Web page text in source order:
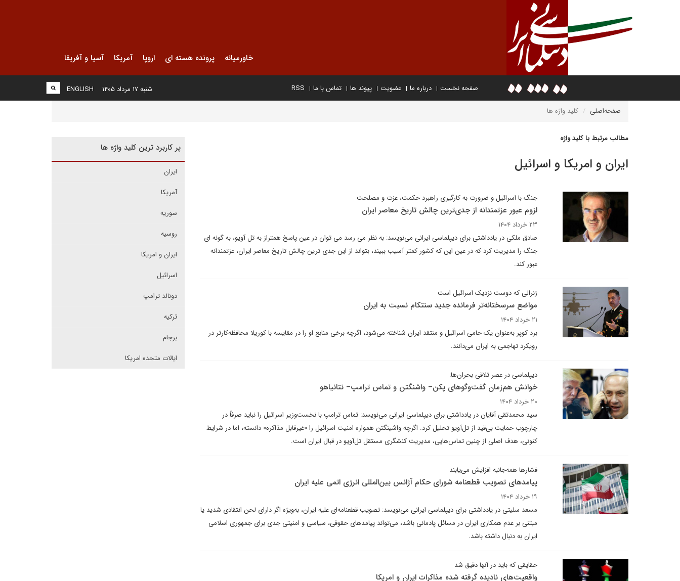
خاورمیانه پرونده هسته ای اروپا آمریکا آسیا و آفریقا
صفحه نخست درباره ما عضویت پیوند ها تماس با ما RSS
ENGLISH شنبه ۱۷ مرداد ۱۴۰۵
صفحه‌اصلی کلید واژه ها
مطالب مرتبط با کلید واژه
ایران و امریکا و اسرائیل
جنگ با اسرائیل و ضرورت به کارگیری راهبرد حکمت، عزت و مصلحت
لزوم عبور عزتمندانه از جدی‌ترین چالش تاریخ معاصر ایران
۲۳ خرداد ۱۴۰۴
صادق ملکی در یادداشتی برای دیپلماسی ایرانی می‌نویسد: به نظر می رسد می توان در عین پاسخ همتراز به تل آویو، به گونه ای
جنگ را مدیریت کرد که در عین این که کشور کمتر آسیب ببیند، بتواند از این جدی ترین چالش تاریخ معاصر ایران، عزتمندانه
عبور کند.
ژنرالی که دوست نزدیک اسرائیل است
مواضع سرسختانه‌تر فرمانده جدید سنتکام نسبت به ایران
۲۱ خرداد ۱۴۰۴
برد کوپر به‌عنوان یک حامی اسرائیل و منتقد ایران شناخته می‌شود، اگرچه برخی منابع او را در مقایسه با کوریلا محافظه‌کارتر در
رویکرد تهاجمی به ایران می‌دانند.
دیپلماسی در عصر تلاقی بحران‌ها:
خوانش هم‌زمان گفت‌وگوهای پکن– واشنگتن و تماس ترامپ– نتانیاهو
۲۰ خرداد ۱۴۰۴
سید محمدتقی آقایان در یادداشتی برای دیپلماسی ایرانی می‌نویسد: تماس ترامپ با نخست‌وزیر اسرائیل را نباید صرفاً در
چارچوب حمایت بی‌قید از تل‌آویو تحلیل کرد. اگرچه واشینگتن همواره امنیت اسرائیل را «غیرقابل مذاکره» دانسته، اما در شرایط
کنونی، هدف اصلی از چنین تماس‌هایی، مدیریت کنشگری مستقل تل‌آویو در قبال ایران است.
فشارها همه‌جانبه افزایش می‌یابند
پیامدهای تصویب قطعنامه شورای حکام آژانس بین‌المللی انرژی اتمی علیه ایران
۱۹ خرداد ۱۴۰۴
مسعد سلیتی در یادداشتی برای دیپلماسی ایرانی می‌نویسد: تصویب قطعنامه‌ای علیه ایران، به‌ویژه اگر دارای لحن انتقادی شدید یا
مبتنی بر عدم همکاری ایران در مسائل پادمانی باشد، می‌تواند پیامدهای حقوقی، سیاسی و امنیتی جدی برای جمهوری اسلامی
ایران به دنبال داشته باشد.
حقایقی که باید در آنها دقیق شد
واقعیت‌های نادیده گرفته شده مذاکرات ایران و امریکا
پر کاربرد ترین کلید واژه ها
ایران
آمریکا
سوریه
روسیه
ایران و امریکا
اسرائیل
دونالد ترامپ
ترکیه
برجام
ایالات متحده امریکا